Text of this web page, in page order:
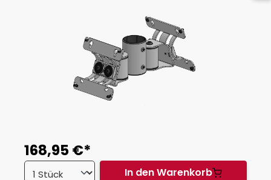
168,95 €*
In den Warenkorb